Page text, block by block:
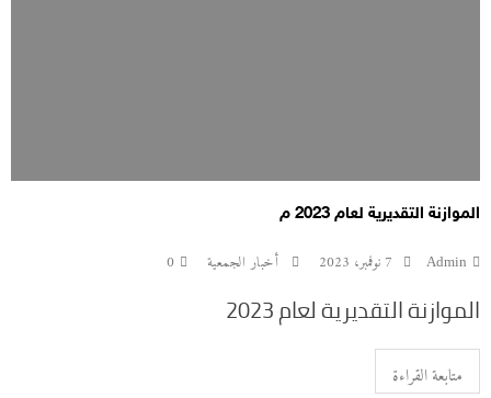
الموازنة التقديرية لعام 2023 م
Admin 7 نوفمبر، 2023 أخبار الجمعية 0
الموازنة التقديرية لعام 2023
متابعة القراءة